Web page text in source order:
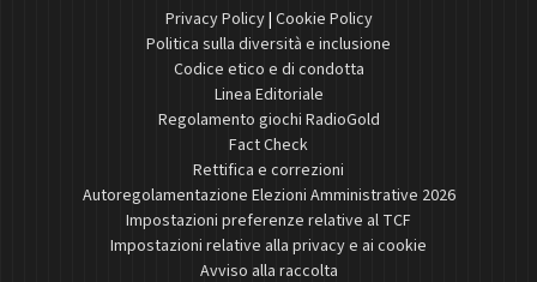
Privacy Policy| Cookie Policy
Politica sulla diversità e inclusione
Codice etico e di condotta
Linea Editoriale
Regolamento giochi RadioGold
Fact Check
Rettifica e correzioni
Autoregolamentazione Elezioni Amministrative 2026
Impostazioni preferenze relative al TCF
Impostazioni relative alla privacy e ai cookie
Avviso alla raccolta